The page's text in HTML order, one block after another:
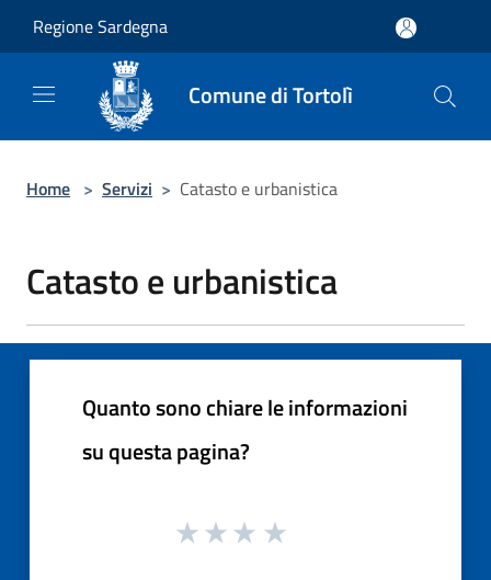
Regione Sardegna
Comune di Tortolì
Home > Servizi > Catasto e urbanistica
Catasto e urbanistica
Quanto sono chiare le informazioni
su questa pagina?